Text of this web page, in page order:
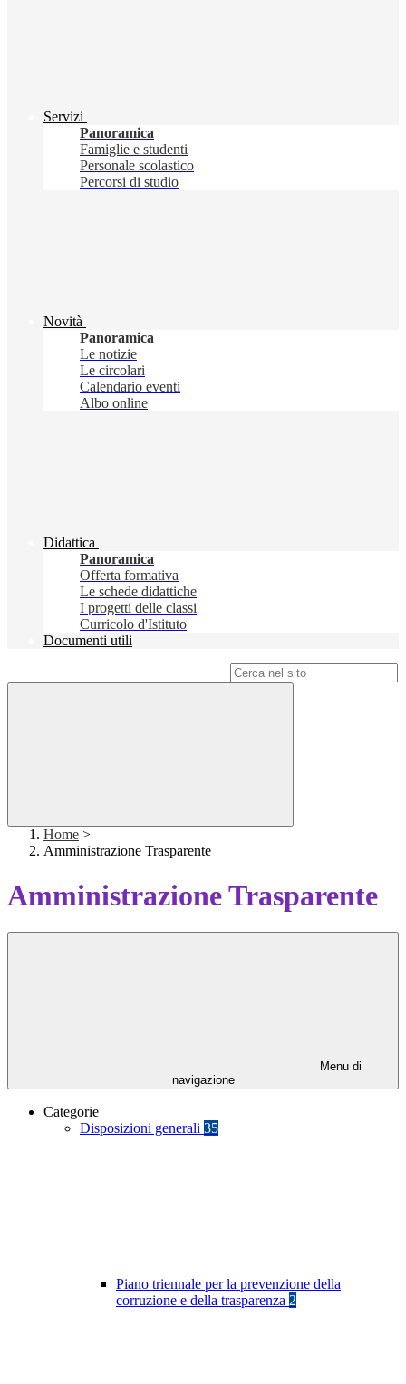
Servizi
Panoramica
Famiglie e studenti
Personale scolastico
Percorsi di studio
Novità
Panoramica
Le notizie
Le circolari
Calendario eventi
Albo online
Didattica
Panoramica
Offerta formativa
Le schede didattiche
I progetti delle classi
Curricolo d'Istituto
Documenti utili
Home >
Amministrazione Trasparente
Amministrazione Trasparente
Menu di
navigazione
Categorie
Disposizioni generali 35
Piano triennale per la prevenzione della
corruzione e della trasparenza 2